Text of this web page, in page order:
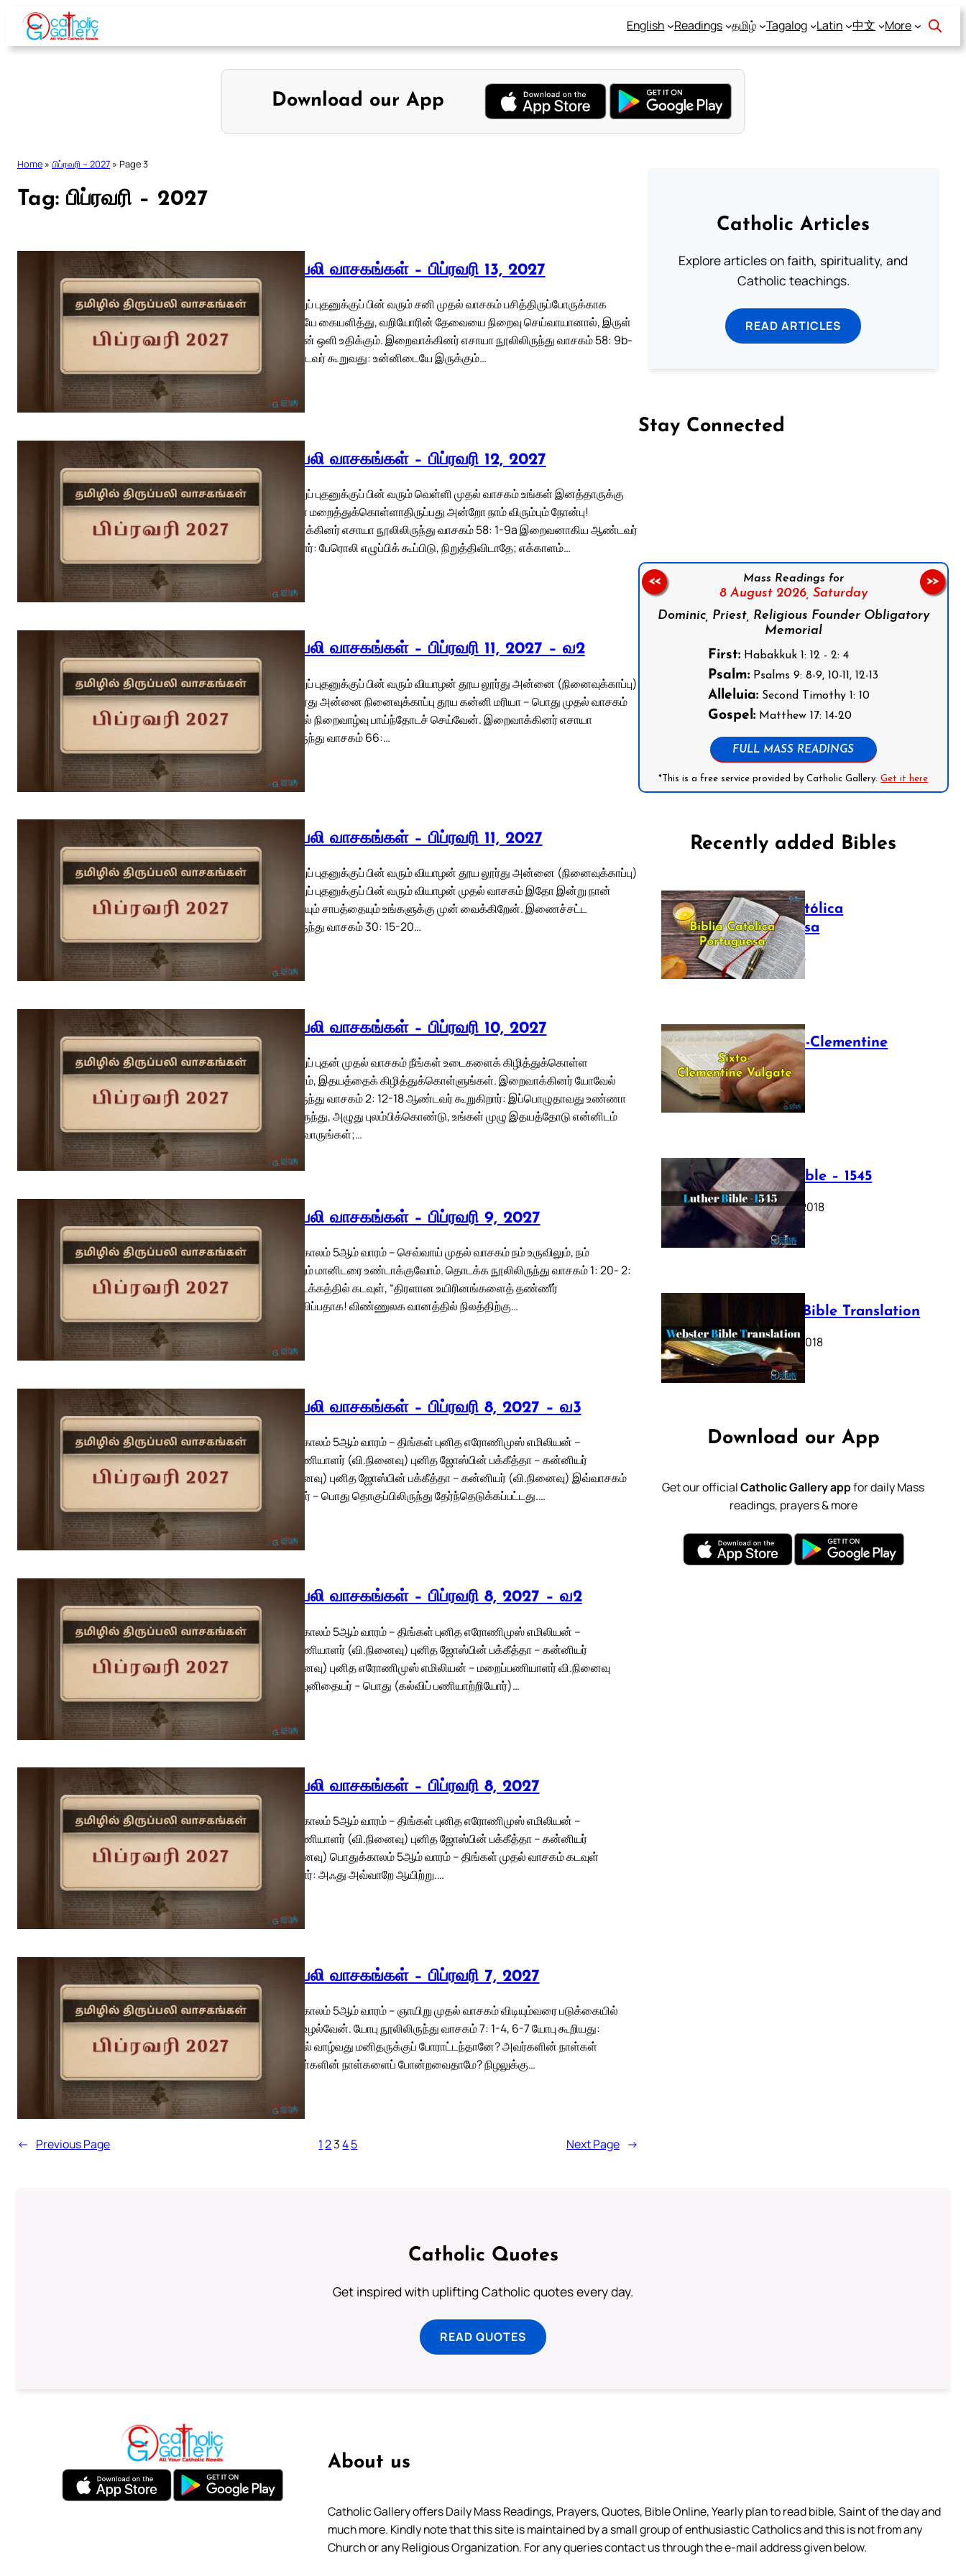
Skip
content
English Readings தமிழ் Tagalog Latin 中文 More
Download our App
Home » பிப்ரவரி – 2027 » Page 3
Tag: பிப்ரவரி – 2027
திருப்பலி வாசகங்கள் – பிப்ரவரி 13, 2027
திருநீற்றுப் புதனுக்குப் பின் வரும் சனி முதல் வாசகம் பசித்திருப்போருக்காக
உன்னையே கையளித்து, வறியோரின் தேவையை நிறைவு செய்வாயானால், இருள்
நடுவே உன் ஒளி உதிக்கும். இறைவாக்கினர் எசாயா நூலிலிருந்து வாசகம் 58: 9b-
14 ஆண்டவர் கூறுவது: உன்னிடையே இருக்கும்…
திருப்பலி வாசகங்கள் – பிப்ரவரி 12, 2027
திருநீற்றுப் புதனுக்குப் பின் வரும் வெள்ளி முதல் வாசகம் உங்கள் இனத்தாருக்கு
உங்களை மறைத்துக்கொள்ளாதிருப்பது அன்றோ நாம் விரும்பும் நோன்பு!
இறைவாக்கினர் எசாயா நூலிலிருந்து வாசகம் 58: 1-9a இறைவனாகிய ஆண்டவர்
கூறுகிறார்: பேரொலி எழுப்பிக் கூப்பிடு, நிறுத்திவிடாதே; எக்காளம்…
திருப்பலி வாசகங்கள் – பிப்ரவரி 11, 2027 – வ2
திருநீற்றுப் புதனுக்குப் பின் வரும் வியாழன் தூய லூர்து அன்னை (நினைவுக்காப்பு)
தூய லூர்து அன்னை நினைவுக்காப்பு தூய கன்னி மரியா – பொது முதல் வாசகம்
ஆறுபோல் நிறைவாழ்வு பாய்ந்தோடச் செய்வேன். இறைவாக்கினர் எசாயா
நூலிலிருந்து வாசகம் 66:…
திருப்பலி வாசகங்கள் – பிப்ரவரி 11, 2027
திருநீற்றுப் புதனுக்குப் பின் வரும் வியாழன் தூய லூர்து அன்னை (நினைவுக்காப்பு)
திருநீற்றுப் புதனுக்குப் பின் வரும் வியாழன் முதல் வாசகம் இதோ இன்று நான்
ஆசியையும் சாபத்தையும் உங்களுக்கு முன் வைக்கிறேன். இணைச்சட்ட
நூலிலிருந்து வாசகம் 30: 15-20…
திருப்பலி வாசகங்கள் – பிப்ரவரி 10, 2027
திருநீற்றுப் புதன் முதல் வாசகம் நீங்கள் உடைகளைக் கிழித்துக்கொள்ள
வேண்டாம், இதயத்தைக் கிழித்துக்கொள்ளுங்கள். இறைவாக்கினர் யோவேல்
நூலிலிருந்து வாசகம் 2: 12-18 ஆண்டவர் கூறுகிறார்: இப்பொழுதாவது உண்ணா
நோன்பிருந்து, அழுது புலம்பிக்கொண்டு, உங்கள் முழு இதயத்தோடு என்னிடம்
திரும்பி வாருங்கள்;…
திருப்பலி வாசகங்கள் – பிப்ரவரி 9, 2027
பொதுக்காலம் 5ஆம் வாரம் – செவ்வாய் முதல் வாசகம் நம் உருவிலும், நம்
சாயலிலும் மானிடரை உண்டாக்குவோம். தொடக்க நூலிலிருந்து வாசகம் 1: 20- 2:
4a தொடக்கத்தில் கடவுள், “திரளான உயிரினங்களைத் தண்ணீர்
தோற்றுவிப்பதாக! விண்ணுலக வானத்தில் நிலத்திற்கு…
திருப்பலி வாசகங்கள் – பிப்ரவரி 8, 2027 – வ3
பொதுக்காலம் 5ஆம் வாரம் – திங்கள் புனித எரோணிமுஸ் எமிலியன் –
மறைப்பணியாளர் (வி.நினைவு) புனித ஜோஸ்பின் பக்கீத்தா – கன்னியர்
(வி.நினைவு) புனித ஜோஸ்பின் பக்கீத்தா – கன்னியர் (வி.நினைவு) இவ்வாசகம்
கன்னியர் – பொது தொகுப்பிலிருந்து தேர்ந்தெடுக்கப்பட்டது.…
திருப்பலி வாசகங்கள் – பிப்ரவரி 8, 2027 – வ2
பொதுக்காலம் 5ஆம் வாரம் – திங்கள் புனித எரோணிமுஸ் எமிலியன் –
மறைப்பணியாளர் (வி.நினைவு) புனித ஜோஸ்பின் பக்கீத்தா – கன்னியர்
(வி.நினைவு) புனித எரோணிமுஸ் எமிலியன் – மறைப்பணியாளர் வி.நினைவு
புனிதர், புனிதையர் – பொது (கல்விப் பணியாற்றியோர்)…
திருப்பலி வாசகங்கள் – பிப்ரவரி 8, 2027
பொதுக்காலம் 5ஆம் வாரம் – திங்கள் புனித எரோணிமுஸ் எமிலியன் –
மறைப்பணியாளர் (வி.நினைவு) புனித ஜோஸ்பின் பக்கீத்தா – கன்னியர்
(வி.நினைவு) பொதுக்காலம் 5ஆம் வாரம் – திங்கள் முதல் வாசகம் கடவுள்
உரைத்தார்: அஃது அவ்வாறே ஆயிற்று.…
திருப்பலி வாசகங்கள் – பிப்ரவரி 7, 2027
பொதுக்காலம் 5ஆம் வாரம் – ஞாயிறு முதல் வாசகம் விடியும்வரை படுக்கையில்
புரண்டு உழல்வேன். யோபு நூலிலிருந்து வாசகம் 7: 1-4, 6-7 யோபு கூறியது:
மண்ணில் வாழ்வது மனிதருக்குப் போராட்டந்தானே? அவர்களின் நாள்கள்
கூலியாள்களின் நாள்களைப் போன்றவைதாமே? நிழலுக்கு…
← Previous Page 1 23 45 Next Page →
Catholic Articles
Explore articles on faith, spirituality, and
Catholic teachings.
READ ARTICLES
Stay Connected
Mass Readings for
8 August 2026, Saturday
Dominic, Priest, Religious Founder Obligatory
Memorial
First: Habakkuk 1: 12 - 2: 4
Psalm: Psalms 9: 8-9, 10-11, 12-13
Alleluia: Second Timothy 1: 10
Gospel: Matthew 17: 14-20
FULL MASS READINGS
*This is a free service provided by Catholic Gallery.Get it here
<< >>
Recently added Bibles
Bíblia Católica
Portuguesa
July 16, 2025
The Sixto-Clementine
Vulgate
July 12, 2025
Luther Bible – 1545
October 17, 2018
Webster Bible Translation
October 11, 2018
Download our App
Get our officialCatholic Gallery appfor daily Mass
readings, prayers & more
Catholic Quotes
Get inspired with uplifting Catholic quotes every day.
READ QUOTES
About us
Catholic Gallery offers Daily Mass Readings, Prayers, Quotes, Bible Online, Yearly plan to read bible, Saint of the day and
much more. Kindly note that this site is maintained by a small group of enthusiastic Catholics and this is not from any
Church or any Religious Organization. For any queries contact us through the e-mail address given below.